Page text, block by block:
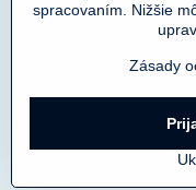
Copyright © 2011-2025
DENIMAR TAILORING
prevádzkovateľ eshopu
Predvoľby
spracovaním. Nižšie
Zásady